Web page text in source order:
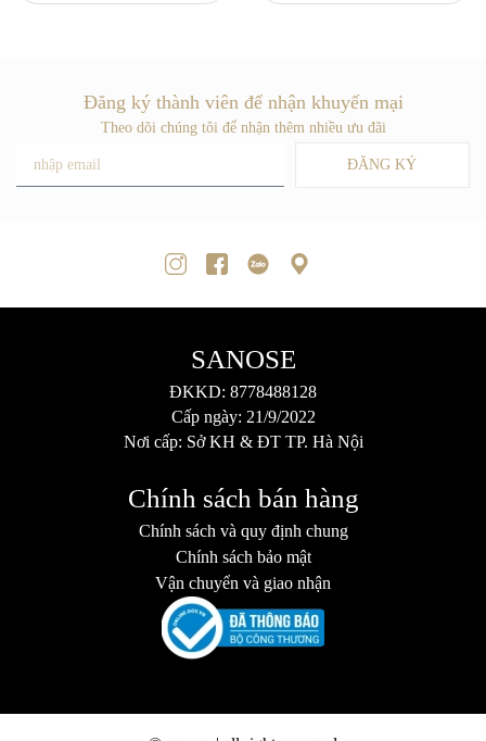
Đăng ký thành viên để nhận khuyến mại
Theo dõi chúng tôi để nhận thêm nhiều ưu đãi
ĐĂNG KÝ
SANOSE
ĐKKD: 8778488128
Cấp ngày: 21/9/2022
Nơi cấp: Sở KH & ĐT TP. Hà Nội
Chính sách bán hàng
Chính sách và quy định chung
Chính sách bảo mật
Vận chuyển và giao nhận